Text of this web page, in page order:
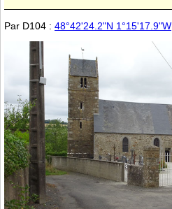
Par D104 : 48°42'24.2"N 1°15'17.9"W